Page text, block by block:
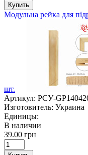
Купить
Модульна рейка для
шт.
Артикул: РСУ-
Изготовитель: Украина
Единицы:
В наличии
39.00 грн